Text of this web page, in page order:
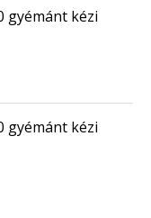
gyémánt kézi
gyémánt kézi